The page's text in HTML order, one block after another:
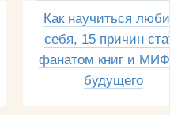
Как научиться
себя, 15 причин
фанатом книг и
будущего